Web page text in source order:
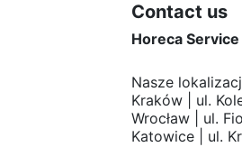
Contact us
Horeca Service
Nasze
Kraków | ul.
Wrocław | ul.
Katowice | ul.